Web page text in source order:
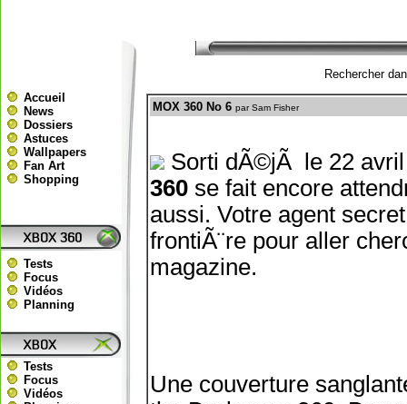
Accueil
News
Dossiers
Astuces
Wallpapers
Fan Art
Shopping
Tests
Focus
Vidéos
Planning
Tests
Focus
Vidéos
Rechercher
MOX 360 No 6 par Sam Fisher
Sorti dÃ©jÃ le 22 avril
360se fait encore
aussi. Votre agent
frontiÃ¨re pour aller
magazine.
Une couverture